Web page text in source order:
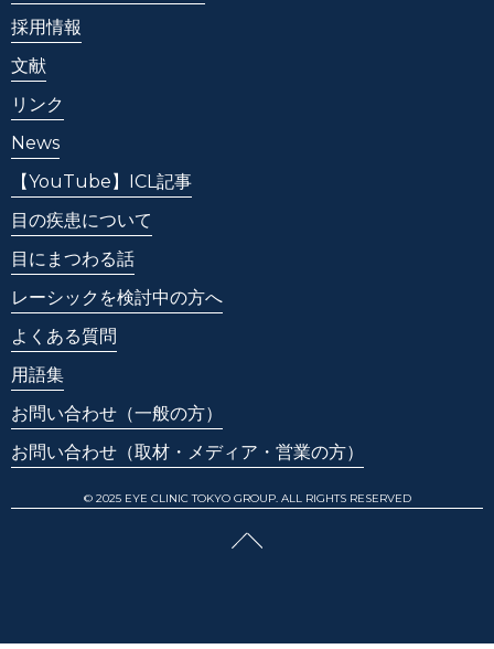
採用情報
文献
リンク
News
【YouTube】ICL記事
目の疾患について
目にまつわる話
レーシックを検討中の方へ
よくある質問
用語集
お問い合わせ （一般の方）
お問い合わせ （取材・メディア・営業の方）
© 2025 EYE CLINIC TOKYO GROUP. ALL RIGHTS RESERVED